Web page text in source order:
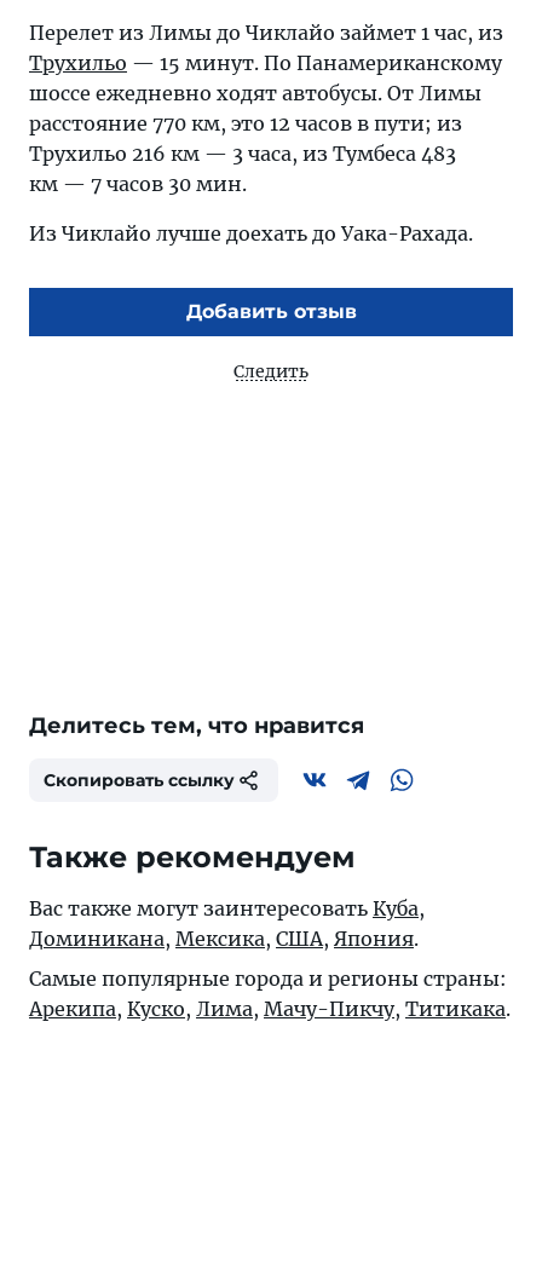
Перелет из Лимы до Чиклайо займет 1 час, из
Трухильо — 15 минут. По Панамериканскому
шоссе ежедневно ходят автобусы. От Лимы
расстояние 770 км, это 12 часов в пути; из
Трухильо 216 км — 3 часа, из Тумбеса 483
км — 7 часов 30 мин.
Из Чиклайо лучше доехать до Уака-Рахада.
Добавить отзыв
Следить
Делитесь тем, что нравится
Скопировать ссылку
Также рекомендуем
Вас также могут заинтересовать Куба,
Доминикана, Мексика, США, Япония.
Самые популярные города и регионы страны:
Арекипа, Куско, Лима, Мачу-Пикчу, Титикака.